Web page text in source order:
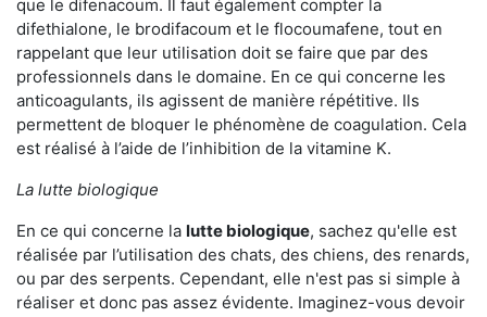
que le difenacoum. Il faut également compter la
difethialone, le brodifacoum et le flocoumafene, tout en
rappelant que leur utilisation doit se faire que par des
professionnels dans le domaine. En ce qui concerne les
anticoagulants, ils agissent de manière répétitive. Ils
permettent de bloquer le phénomène de coagulation. Cela
est réalisé à l’aide de l’inhibition de la vitamine K.
La lutte biologique
En ce qui concerne la lutte biologique, sachez qu'elle est
réalisée par l’utilisation des chats, des chiens, des renards,
ou par des serpents. Cependant, elle n'est pas si simple à
réaliser et donc pas assez évidente. Imaginez-vous devoir